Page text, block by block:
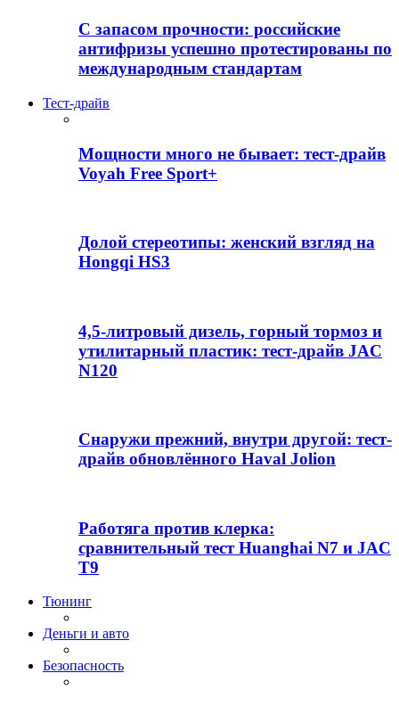
С запасом прочности: российские
антифризы успешно протестированы по
международным стандартам
Тест-драйв
Мощности много не бывает: тест-драйв
Voyah Free Sport+
Долой стереотипы: женский взгляд на
Hongqi HS3
4,5-литровый дизель, горный тормоз и
утилитарный пластик: тест-драйв JAC
N120
Снаружи прежний, внутри другой: тест-
драйв обновлённого Haval Jolion
Работяга против клерка:
сравнительный тест Huanghai N7 и JAC
T9
Тюнинг
Деньги и авто
Безопасность